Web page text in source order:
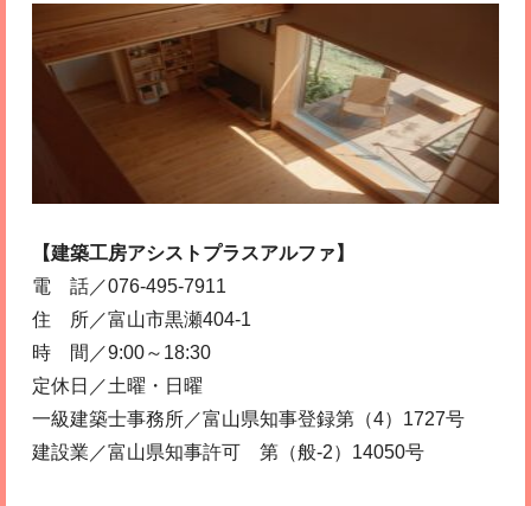
【建築工房アシストプラスアルファ】
電 話／076-495-7911
住 所／富山市黒瀬404-1
時 間／9:00～18:30
定休日／土曜・日曜
一級建築士事務所／富山県知事登録第（4）1727号
建設業／富山県知事許可 第（般-2）14050号